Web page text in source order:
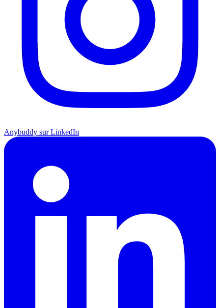
Anybuddy sur LinkedIn